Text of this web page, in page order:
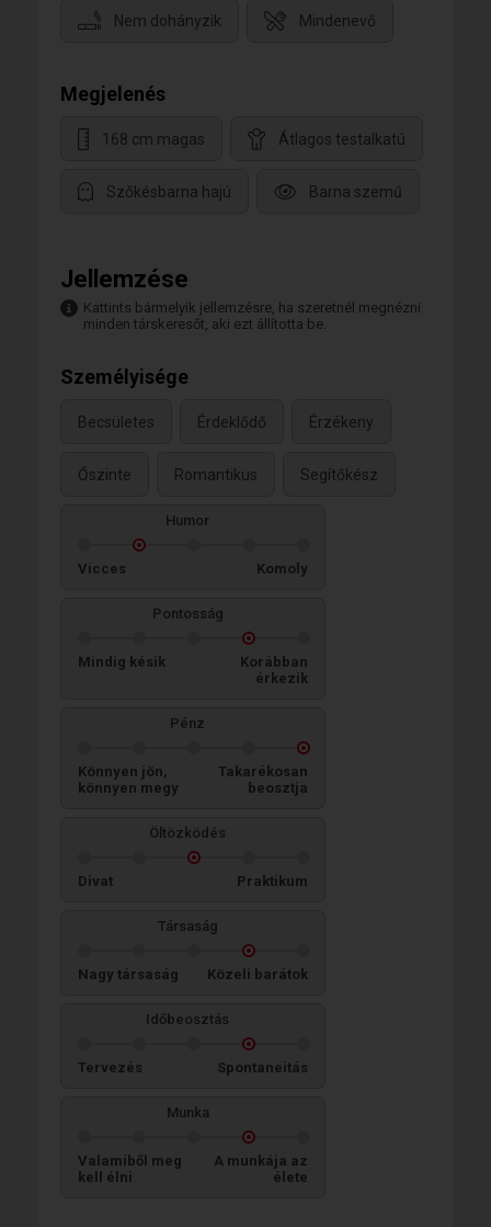
Nem dohányzik Mindenevő
Megjelenés
168 cm magas Átlagos testalkatú
Szőkésbarna hajú Barna szemű
Jellemzése
Kattints bármelyik jellemzésre, ha szeretnél megnézni
minden társkeresőt, aki ezt állította be.
Személyisége
Becsületes Érdeklődő Érzékeny
Őszinte Romantikus Segítőkész
Humor
Vicces Komoly
Pontosság
Mindig késik
Korábban
érkezik
Pénz
Könnyen jön,
könnyen megy
Takarékosan
beosztja
Öltözködés
Divat Praktikum
Társaság
Nagy társaság Közeli barátok
Időbeosztás
Tervezés Spontaneitás
Munka
Valamiből meg
kell élni
A munkája az
élete